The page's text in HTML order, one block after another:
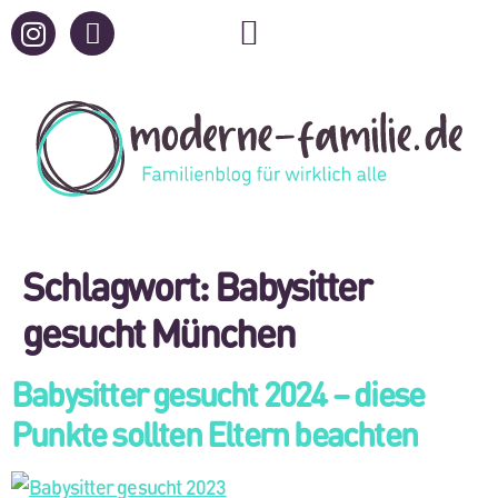
Schlagwort:Babysitter
gesucht München
Babysitter gesucht 2024 – diese
Punkte sollten Eltern beachten